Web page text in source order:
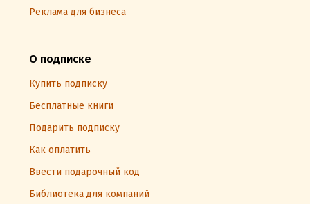
Реклама для бизнеса
О подписке
Купить подписку
Бесплатные книги
Подарить подписку
Как оплатить
Ввести подарочный код
Библиотека для компаний